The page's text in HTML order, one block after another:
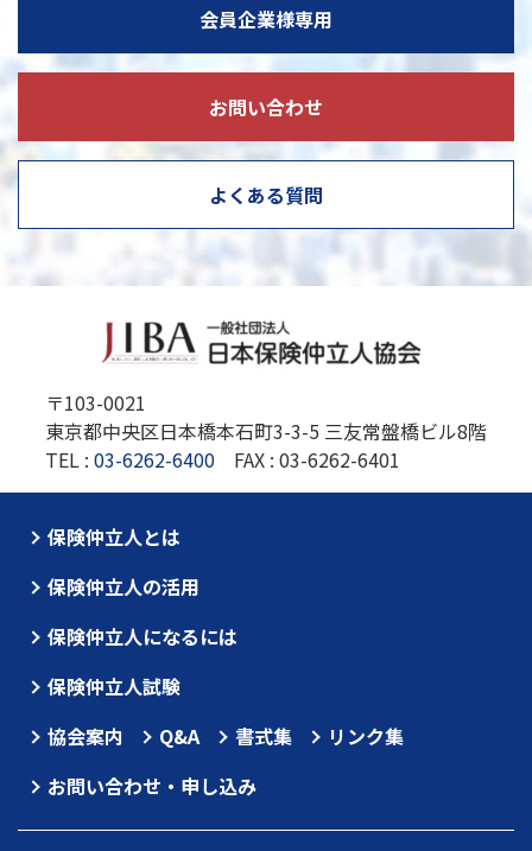
会員企業様専用
お問い合わせ
よくある質問
〒103-0021
東京都中央区日本橋本石町3-3-5 三友常盤橋ビル8階
TEL : 03-6262-6400 FAX : 03-6262-6401
保険仲立人とは
保険仲立人の活用
保険仲立人になるには
保険仲立人試験
協会案内
Q&A 書式集
リンク集
お問い合わせ・申し込み